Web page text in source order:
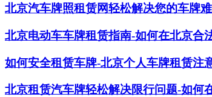
北京汽车牌照租赁网轻松解决您的车牌
北京电动车车牌租赁指南-如何在北京合
如何安全租赁车牌-北京个人车牌租赁注
北京租赁汽车牌轻松解决限行问题-如何